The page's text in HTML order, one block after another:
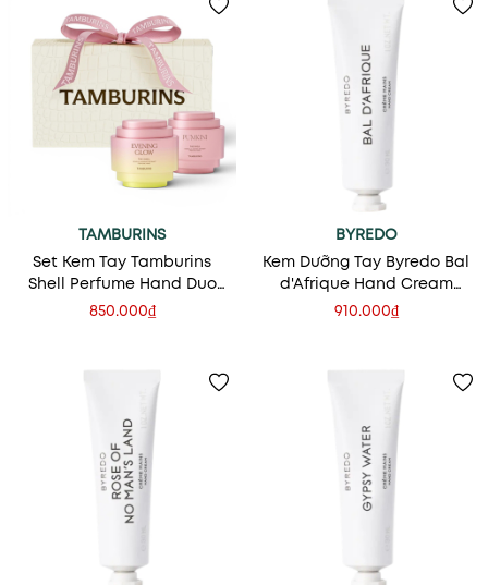
TAMBURINS
Set Kem Tay Tamburins
Shell Perfume Hand Duo
Set (Evening Glow &
850.000₫
BYREDO
Kem Dưỡng Tay Byredo Bal
d'Afrique Hand Cream
30ml
910.000₫